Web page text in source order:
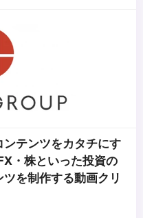
ンテンツをカタチにす
・株といった投資の
を制作する動画クリ